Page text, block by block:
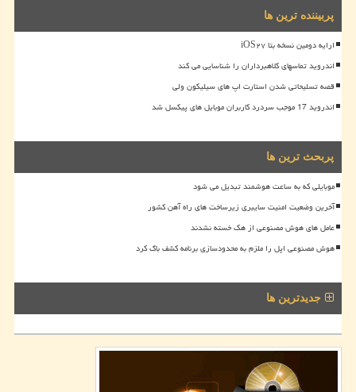
پربیننده ترین ها
ارایه دومین نسخه بتا iOS۲۷
اندروید تماسهای کلاهبرداران را شناسایی می کند
قصه تسلیحاتی شدن استارت اپ های سیلیکون ولی
اندروید 17 موجب سردرد کاربران موبایل های پیکسل شد
پربحث ترین ها
موبایلی که به ساعت هوشمند تبدیل می شود
آخرین وضعیت امنیت سایبری زیرساخت های راه آهن کشور
عامل های هوش مصنوعی از هک خسته نشدند
هوش مصنوعی اپل را ملزم به محدودسازی برنامه کشف باگ کرد
جدیدترین ها